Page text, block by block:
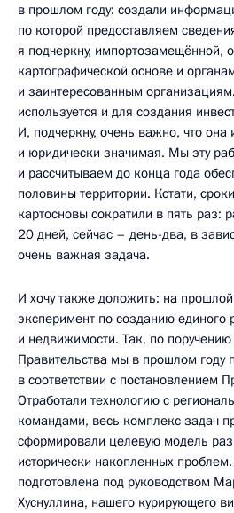
в прошлом году: создали
по которой предоставляем
я подчеркну, импортозамещённой,
картографической основе и
и заинтересованным
используется и для создания
И, подчеркну, очень важно, что
и юридически значимая. Мы эту
и рассчитываем до конца года
половины территории. Кстати,
картосновы сократили в пять раз:
20 дней, сейчас – день-два, в
очень важная задача.
И хочу также доложить: на
эксперимент по созданию единого
и недвижимости. Так, по
Правительства мы в прошлом году
в соответствии с постановлением
Отработали технологию с
командами, весь комплекс задач
сформировали целевую модель
исторически накопленных
подготовлена под руководством
Хуснуллина, нашего курирующего